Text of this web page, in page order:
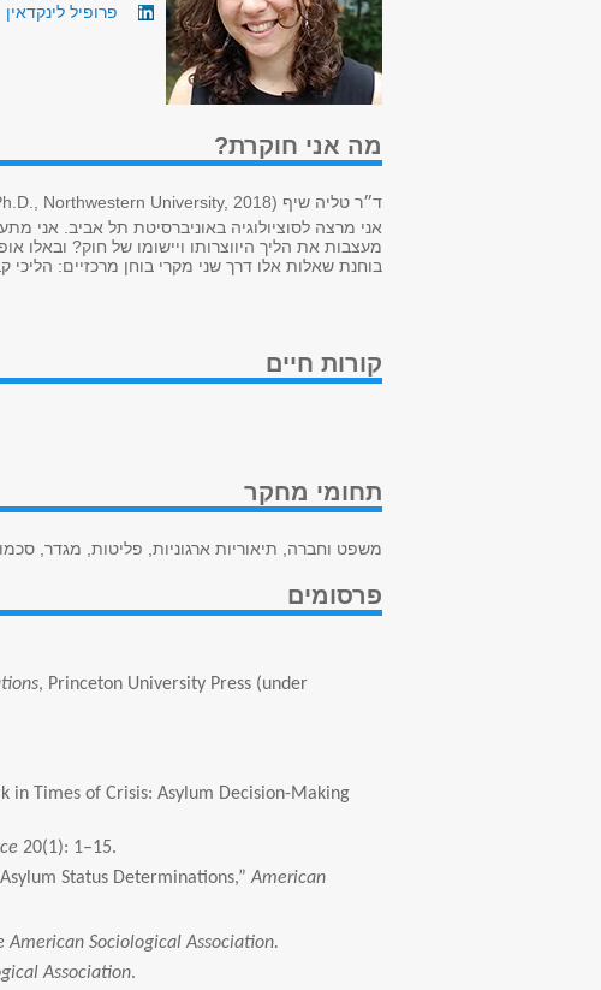
פרופיל לינקדאין
מה אני חוקרת?
ד״ר טליה שיף Northwestern University, 2018)
אני מרצה לסוציולוגיה באוניברסיטת תל אביב. אני
מעצבות את הליך היווצרותו ויישומו של חוק?
בוחנת שאלות אלו דרך שני מקרי בוחן מרכזיים:
קורות חיים
תחומי מחקר
משפט וחברה, תיאוריות ארגוניות, פליטות, מגדר,
פרסומים
, Princeton University Press (under
in Times of Crisis: Asylum Decision-Making
20(1): 1–15.
Status Determinations,”American
Sociological Association.
Association.